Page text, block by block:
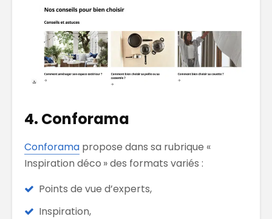
4. Conforama
Conforama propose dans sa rubrique «
Inspiration déco » des formats variés :
Points de vue d’experts,
Inspiration,